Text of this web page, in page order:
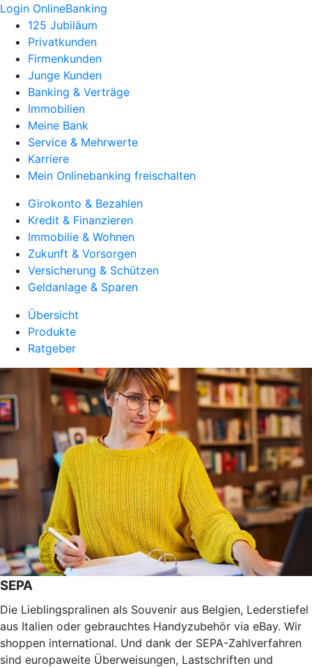
Login OnlineBanking
125 Jubiläum
Privatkunden
Firmenkunden
Junge Kunden
Banking & Verträge
Immobilien
Meine Bank
Service & Mehrwerte
Karriere
Mein Onlinebanking freischalten
Girokonto & Bezahlen
Kredit & Finanzieren
Immobilie & Wohnen
Zukunft & Vorsorgen
Versicherung & Schützen
Geldanlage & Sparen
Übersicht
Produkte
Ratgeber
SEPA
Die Lieblingspralinen als Souvenir aus Belgien, Lederstiefel
aus Italien oder gebrauchtes Handyzubehör via eBay. Wir
shoppen international. Und dank der SEPA-Zahlverfahren
sind europaweite Überweisungen, Lastschriften und